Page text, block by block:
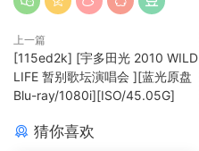
上一篇
[115ed2k] [宇多田光 2010 WILD
LIFE 暂别歌坛演唱会 ][蓝光原盘
Blu-ray/1080i][ISO/45.05G]
猜你喜欢